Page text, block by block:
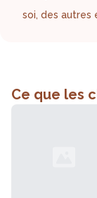
soi, des autres
Ce que les